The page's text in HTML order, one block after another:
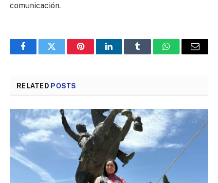
comunicación.
FacebookTwitter PinterestLinkedInTumblr WhatsAppEmail
RELATED POSTS